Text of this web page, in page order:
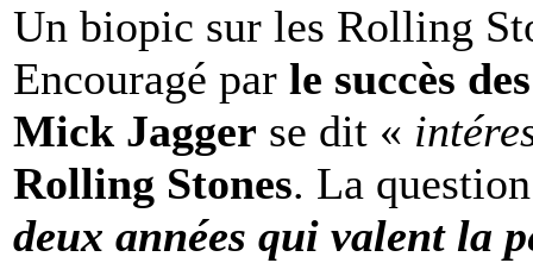
Un biopic sur les Rolling
Encouragé par le succès
Mick Jagger se dit «
Rolling Stones. La
deux années qui valent la